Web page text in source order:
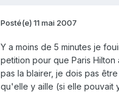
Posté(e) 11 mai 2007
Y a moins de 5 minutes je
petition pour que Paris
pas la blairer, je dois pas
qu'elle y aille (si elle pouvait